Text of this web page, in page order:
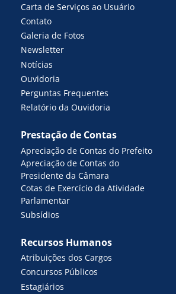
Carta de Serviços ao Usuário
Contato
Galeria de Fotos
Newsletter
Notícias
Ouvidoria
Perguntas Frequentes
Relatório da Ouvidoria
Prestação de Contas
Apreciação de Contas do Prefeito
Apreciação de Contas do
Presidente da Câmara
Cotas de Exercício da Atividade
Parlamentar
Subsídios
Recursos Humanos
Atribuições dos Cargos
Concursos Públicos
Estagiários